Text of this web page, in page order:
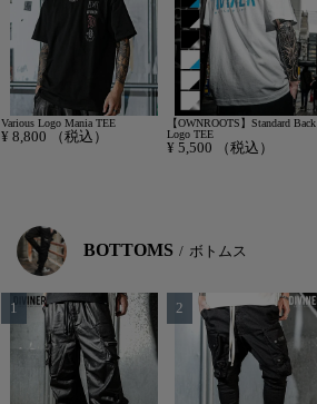
Various Logo Mania TEE
¥ 8,800 （税込）
【OWNROOTS】Standard Back
Logo TEE
¥ 5,500 （税込）
BOTTOMS ボトムス